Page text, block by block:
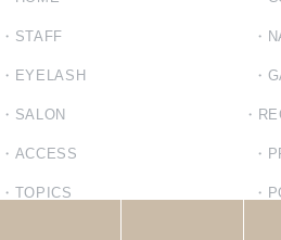
STAFF
EYELASH
SALON
ACCESS
TOPICS